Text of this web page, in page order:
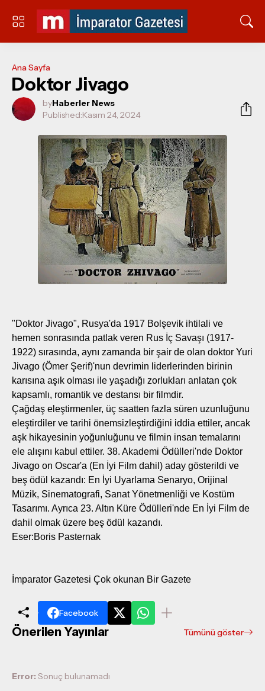
Ana Sayfa
Doktor Jivago
byHaberler News
Published:Kasım 24, 2024
"Doktor Jivago", Rusya'da 1917 Bolşevik ihtilali ve
hemen sonrasında patlak veren Rus İç Savaşı (1917-
1922) sırasında, aynı zamanda bir şair de olan doktor Yuri
Jivago (Ömer Şerif)'nun devrimin liderlerinden birinin
karısına aşık olması ile yaşadığı zorlukları anlatan çok
kapsamlı, romantik ve destansı bir filmdir.
Çağdaş eleştirmenler, üç saatten fazla süren uzunluğunu
eleştirdiler ve tarihi önemsizleştirdiğini iddia ettiler, ancak
aşk hikayesinin yoğunluğunu ve filmin insan temalarını
ele alışını kabul ettiler. 38. Akademi Ödülleri'nde Doktor
Jivago on Oscar'a (En İyi Film dahil) aday gösterildi ve
beş ödül kazandı: En İyi Uyarlama Senaryo, Orijinal
Müzik, Sinematografi, Sanat Yönetmenliği ve Kostüm
Tasarımı. Ayrıca 23. Altın Küre Ödülleri'nde En İyi Film de
dahil olmak üzere beş ödül kazandı.
Eser:Boris Pasternak
İmparator Gazetesi Çok okunan Bir Gazete
Facebook
Önerilen Yayınlar Tümünü göster
Error: Sonuç bulunamadı